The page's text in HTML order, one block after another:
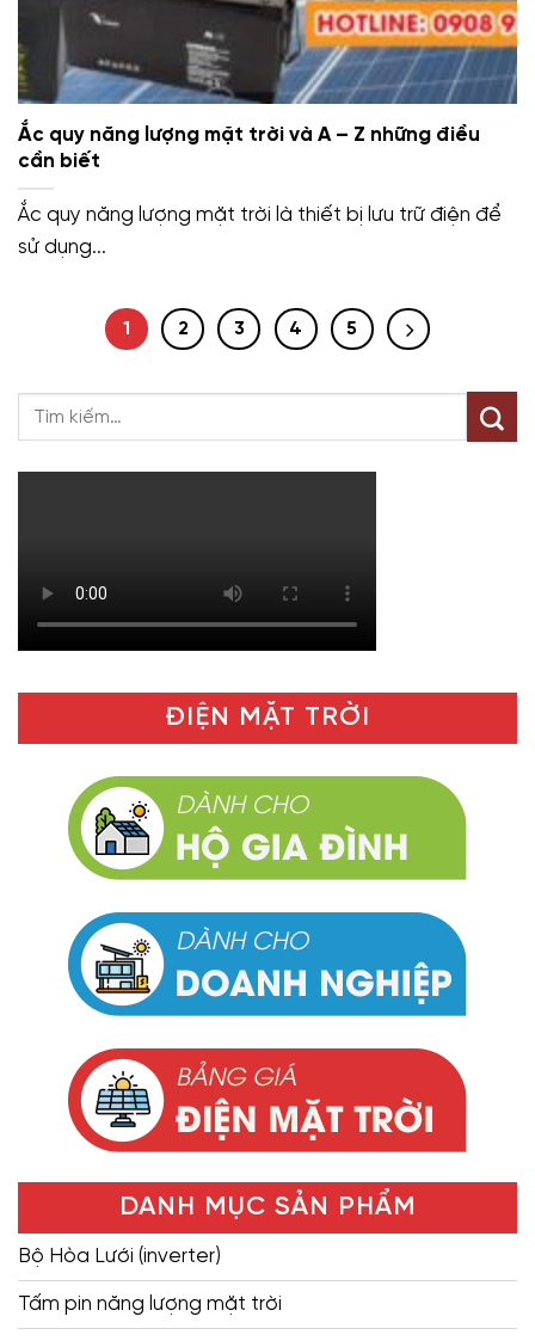
Ắc quy năng lượng mặt trời và A – Z những điều
cần biết
Ắc quy năng lượng mặt trời là thiết bị lưu trữ điện để
sử dụng...
1 2 3 4 5
ĐIỆN MẶT TRỜI
DANH MỤC SẢN PHẨM
Bộ Hòa Lưới (inverter)
Tấm pin năng lượng mặt trời